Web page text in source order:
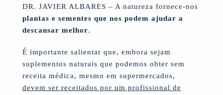
DR. JAVIER ALBARES – A natureza fornece-nos
plantas e sementes que nos podem ajudar a
descansar melhor.
É importante salientar que, embora sejam
suplementos naturais que podemos obter sem
receita médica, mesmo em supermercados,
devem ser receitados por um profissional de